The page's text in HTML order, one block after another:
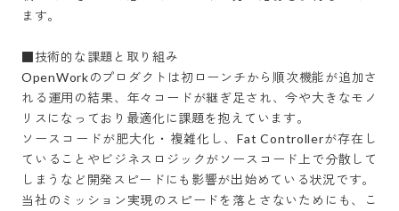
ます。
■技術的な課題と取り組み
OpenWorkのプロダクトは初ローンチから順次機能が追加さ
れる運用の結果、年々コードが継ぎ足され、今や大きなモノ
リスになっており最適化に課題を抱えています。
ソースコードが肥大化・複雑化し、Fat Controllerが存在し
ていることやビジネスロジックがソースコード上で分散して
しまうなど開発スピードにも影響が出始めている状況です。
当社のミッション実現のスピードを落とさないためにも、こ